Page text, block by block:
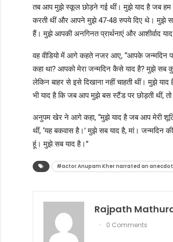
तब आप मुझे स्कूल छोड़ने गई थीं। मुझे याद है जब हम
करती थीं और आपने मुझे 47-48 रुपये दिए थे। मुझे सब
हैं। मुझे आपकी अनगिनत प्रार्थनाएं और आशीर्वाद
वह वीडियो में आगे कहते नजर आए, “आपके जन्मदिन
कहा था? आपको मेरा जन्मदिन कैसे याद है? मुझे
लेकिन बाहर से इसे दिखाना नहीं चाहती थीं। मुझे
भी याद है कि जब आप मुझे बस स्टैंड पर छोड़ती थीं, तो
अनुपम खेर ने आगे कहा, “मुझे याद है जब आप मेरी
थीं, ‘यह बकवास है।’ मुझे सब याद है, मां।
हूं। मुझे सब याद है।”
#actor Anupam Kher narrated an
Rajpath
0 Comments